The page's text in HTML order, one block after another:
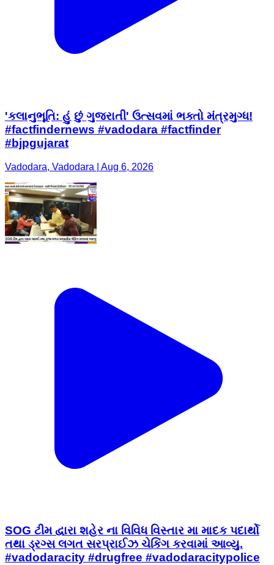
'કલાનુભૂતિ: હું છું ગુજરાતી' ઉત્સવમાં ભક્તો મંત્રમુગ્ધ!
#factfindernews #vadodara #factfinder
#bjpgujarat
Vadodara, Vadodara | Aug 6, 2026
SOG ટીમ દ્વારા શહેર ના વિવિધ વિસ્તાર મા માદક પદાર્થો
તથા ડ્રગ્સ લગત સરપ્રાઈઝ ચેકિંગ કરવામાં આવ્યુ.
#vadodaracity #drugfree #vadodaracitypolice